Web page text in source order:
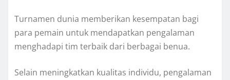
Turnamen dunia memberikan kesempatan bagi
para pemain untuk mendapatkan pengalaman
menghadapi tim terbaik dari berbagai benua.
Selain meningkatkan kualitas individu, pengalaman